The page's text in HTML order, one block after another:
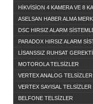
HİKVİSİON 4 KAMERA VE 8
ASELSAN HABER ALMA
DSC HIRSIZ ALARM
PARADOX HIRSIZ ALARM
LİSANSSIZ RUHSAT
MOTOROLA TELSİZLER
VERTEX ANALOG TELSİZLER
VERTEX SAYISAL TELSİZLER
BELFONE TELSİZLER